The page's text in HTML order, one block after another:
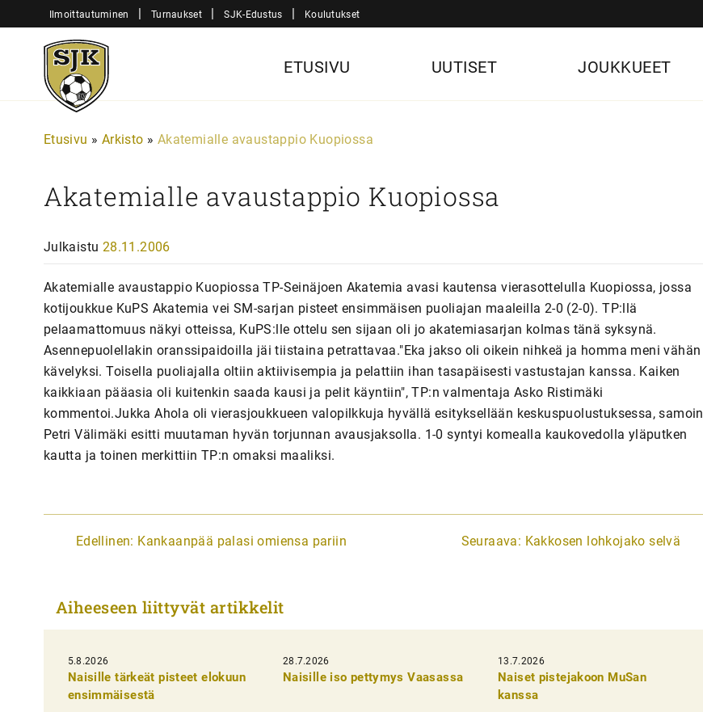
sisältöön
Ilmoittautuminen | Turnaukset | SJK-Edustus | Koulutukset
Sjk-
Juniorit
ETUSIVU UUTISET JOUKKUEET
Etusivu » Arkisto » Akatemialle avaustappio Kuopiossa
Akatemialle avaustappio Kuopiossa
Julkaistu 28.11.2006
Akatemialle avaustappio Kuopiossa TP-Seinäjoen Akatemia avasi kautensa vierasottelulla Kuopiossa, jossa
kotijoukkue KuPS Akatemia vei SM-sarjan pisteet ensimmäisen puoliajan maaleilla 2-0 (2-0). TP:llä
pelaamattomuus näkyi otteissa, KuPS:lle ottelu sen sijaan oli jo akatemiasarjan kolmas tänä syksynä.
Asennepuolellakin oranssipaidoilla jäi tiistaina petrattavaa."Eka jakso oli oikein nihkeä ja homma meni vähän
kävelyksi. Toisella puoliajalla oltiin aktiivisempia ja pelattiin ihan tasapäisesti vastustajan kanssa. Kaiken
kaikkiaan pääasia oli kuitenkin saada kausi ja pelit käyntiin", TP:n valmentaja Asko Ristimäki
kommentoi.Jukka Ahola oli vierasjoukkueen valopilkkuja hyvällä esityksellään keskuspuolustuksessa, samoin
Petri Välimäki esitti muutaman hyvän torjunnan avausjaksolla. 1-0 syntyi komealla kaukovedolla yläputken
kautta ja toinen merkittiin TP:n omaksi maaliksi.
A
i
k
e
Edellinen: Kankaanpää palasi omiensa pariin Seuraava: Kakkosen lohkojako selvä
Aiheeseen liittyvät artikkelit
5.8.2026
Naisille tärkeät pisteet elokuun
ensimmäisestä
28.7.2026
Naisille iso pettymys Vaasassa
13.7.2026
Naiset pistejakoon MuSan
kanssa